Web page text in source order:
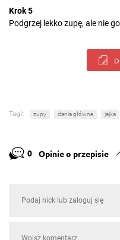
Krok 5
Podgrzej lekko zupę, ale nie
Tagi: zupy dania główne jajka
0 Opinie o przepisie